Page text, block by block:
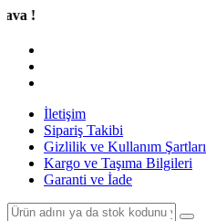
İletişim
Sipariş Takibi
Gizlilik ve Kullanım Şartları
Kargo ve Taşıma Bilgileri
Garanti ve İade